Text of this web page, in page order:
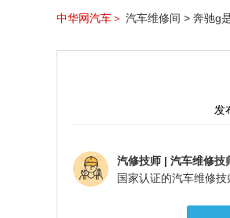
中华网汽车＞ 汽车维修间 > 奔驰g
发
汽修技师 | 汽车维修技